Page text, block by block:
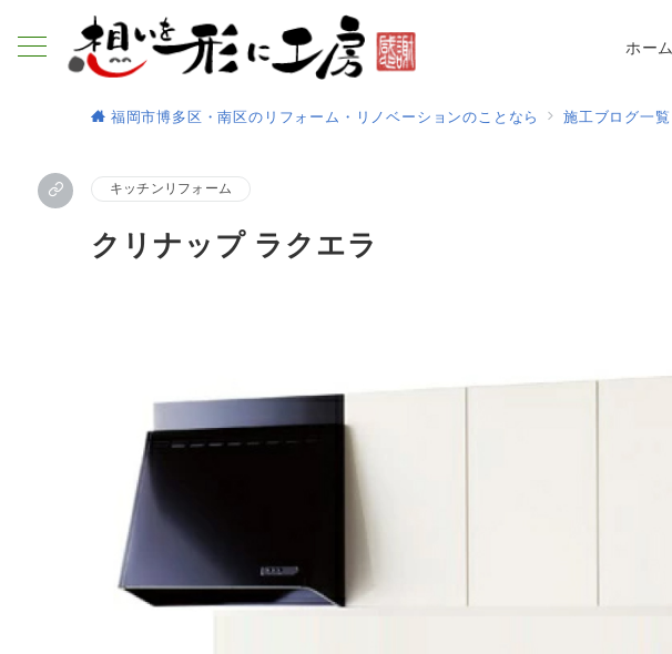
ホーム
福岡市博多区・南区のリフォーム・リノベーションのことなら 施工ブログ一覧
キッチンリフォーム
クリナップ ラクエラ